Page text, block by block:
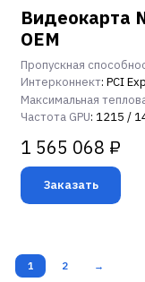
Видеокарта
OEM
Пропускная
Интерконнект: PCI
Максимальная
Частота GPU: 1215 /
1 565 068 ₽
Заказать
1 2 →